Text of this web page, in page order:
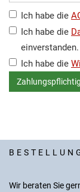
Ich habe die
Ich habe die
einverstanden.
Ich habe die
Wir beraten Sie